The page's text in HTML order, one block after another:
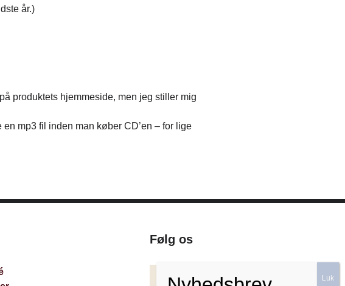
år.)
produktets hjemmeside, men jeg stiller mig
mp3 fil inden man køber CD’en – for lige
Følg os